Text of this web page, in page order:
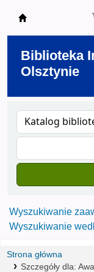
Biblioteka
Olsztynie
Wyszukiwanie
Wyszukiwanie
Strona główna
Szczegóły dla: